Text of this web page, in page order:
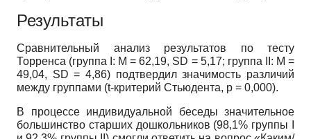
Результаты
Сравнительный анализ результатов по тесту
Торренса (группа I: M = 62,19, SD = 5,17; группа II: M =
49,04, SD = 4,86) подтвердил значимость различий
между группами (t-критерий Стьюдента, р = 0,000).
В процессе индивидуальной беседы значительное
большинство старших дошкольников (98,1% группы I